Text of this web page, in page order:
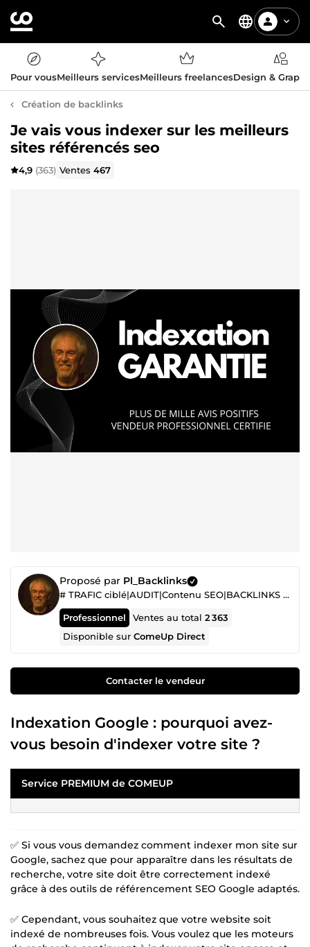
Pour vousMeilleurs servicesMeilleurs freelancesDesign &
Création de backlinks
Je vais vous indexer sur les meilleurs
sites référencés seo
4,9 (363) Ventes467
Proposé par Pl_Backlinks
# TRAFIC ciblé|AUDIT|Contenu SEO|BACKLINKS de Qualité|AUTORITE de Site Garanti|REFERENCEMENT
Professionnel Ventes au total2 363
Disponible surComeUp Direct
Contacter le vendeur
Indexation Google : pourquoi avez-
vous besoin d'indexer votre site ?
Service PREMIUM de COMEUP
✅ Si vous vous demandez comment indexer mon site sur
Google, sachez que pour apparaître dans les résultats de
recherche, votre site doit être correctement indexé
grâce à des outils de référencement SEO Google adaptés.
✅ Cependant, vous souhaitez que votre website soit
indexé de nombreuses fois. Vous voulez que les moteurs